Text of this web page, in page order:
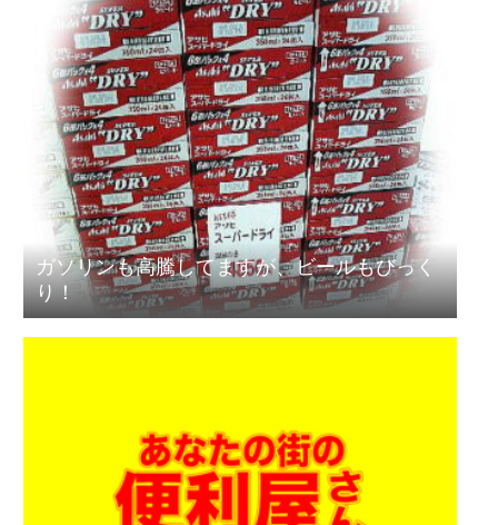
ガソリンも高騰してますが、ビールもびっく
り！